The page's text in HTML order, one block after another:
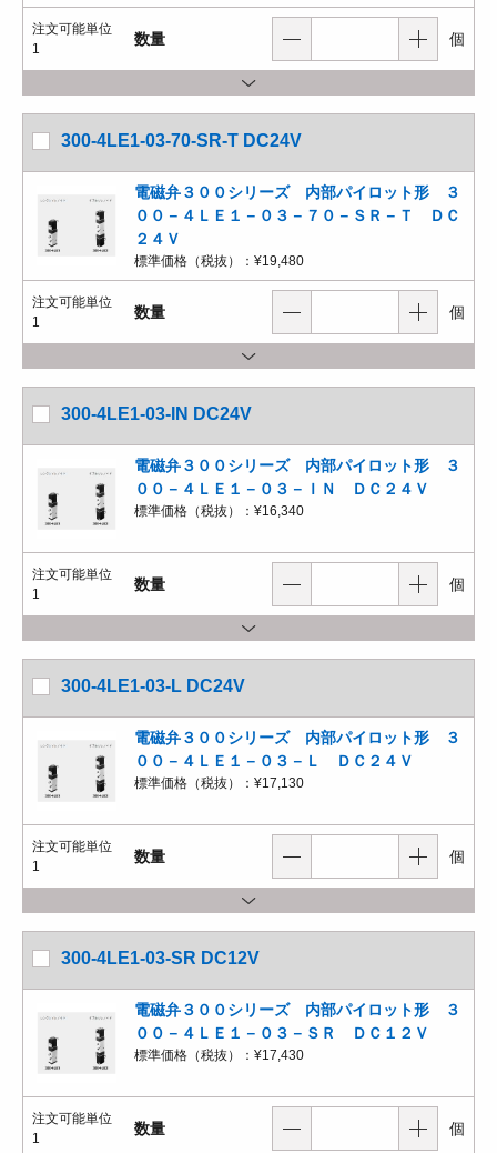
注文可能単位
1
数量 個
300-4LE1-03-70-SR-T DC24V
電磁弁３００シリーズ 内部パイロット形 ３
００－４ＬＥ１－０３－７０－ＳＲ－Ｔ ＤＣ
２４Ｖ
標準価格（税抜）： ¥19,480
注文可能単位
1
数量 個
300-4LE1-03-IN DC24V
電磁弁３００シリーズ 内部パイロット形 ３
００－４ＬＥ１－０３－ＩＮ ＤＣ２４Ｖ
標準価格（税抜）： ¥16,340
注文可能単位
1
数量 個
300-4LE1-03-L DC24V
電磁弁３００シリーズ 内部パイロット形 ３
００－４ＬＥ１－０３－Ｌ ＤＣ２４Ｖ
標準価格（税抜）： ¥17,130
注文可能単位
1
数量 個
300-4LE1-03-SR DC12V
電磁弁３００シリーズ 内部パイロット形 ３
００－４ＬＥ１－０３－ＳＲ ＤＣ１２Ｖ
標準価格（税抜）： ¥17,430
注文可能単位
1
数量 個